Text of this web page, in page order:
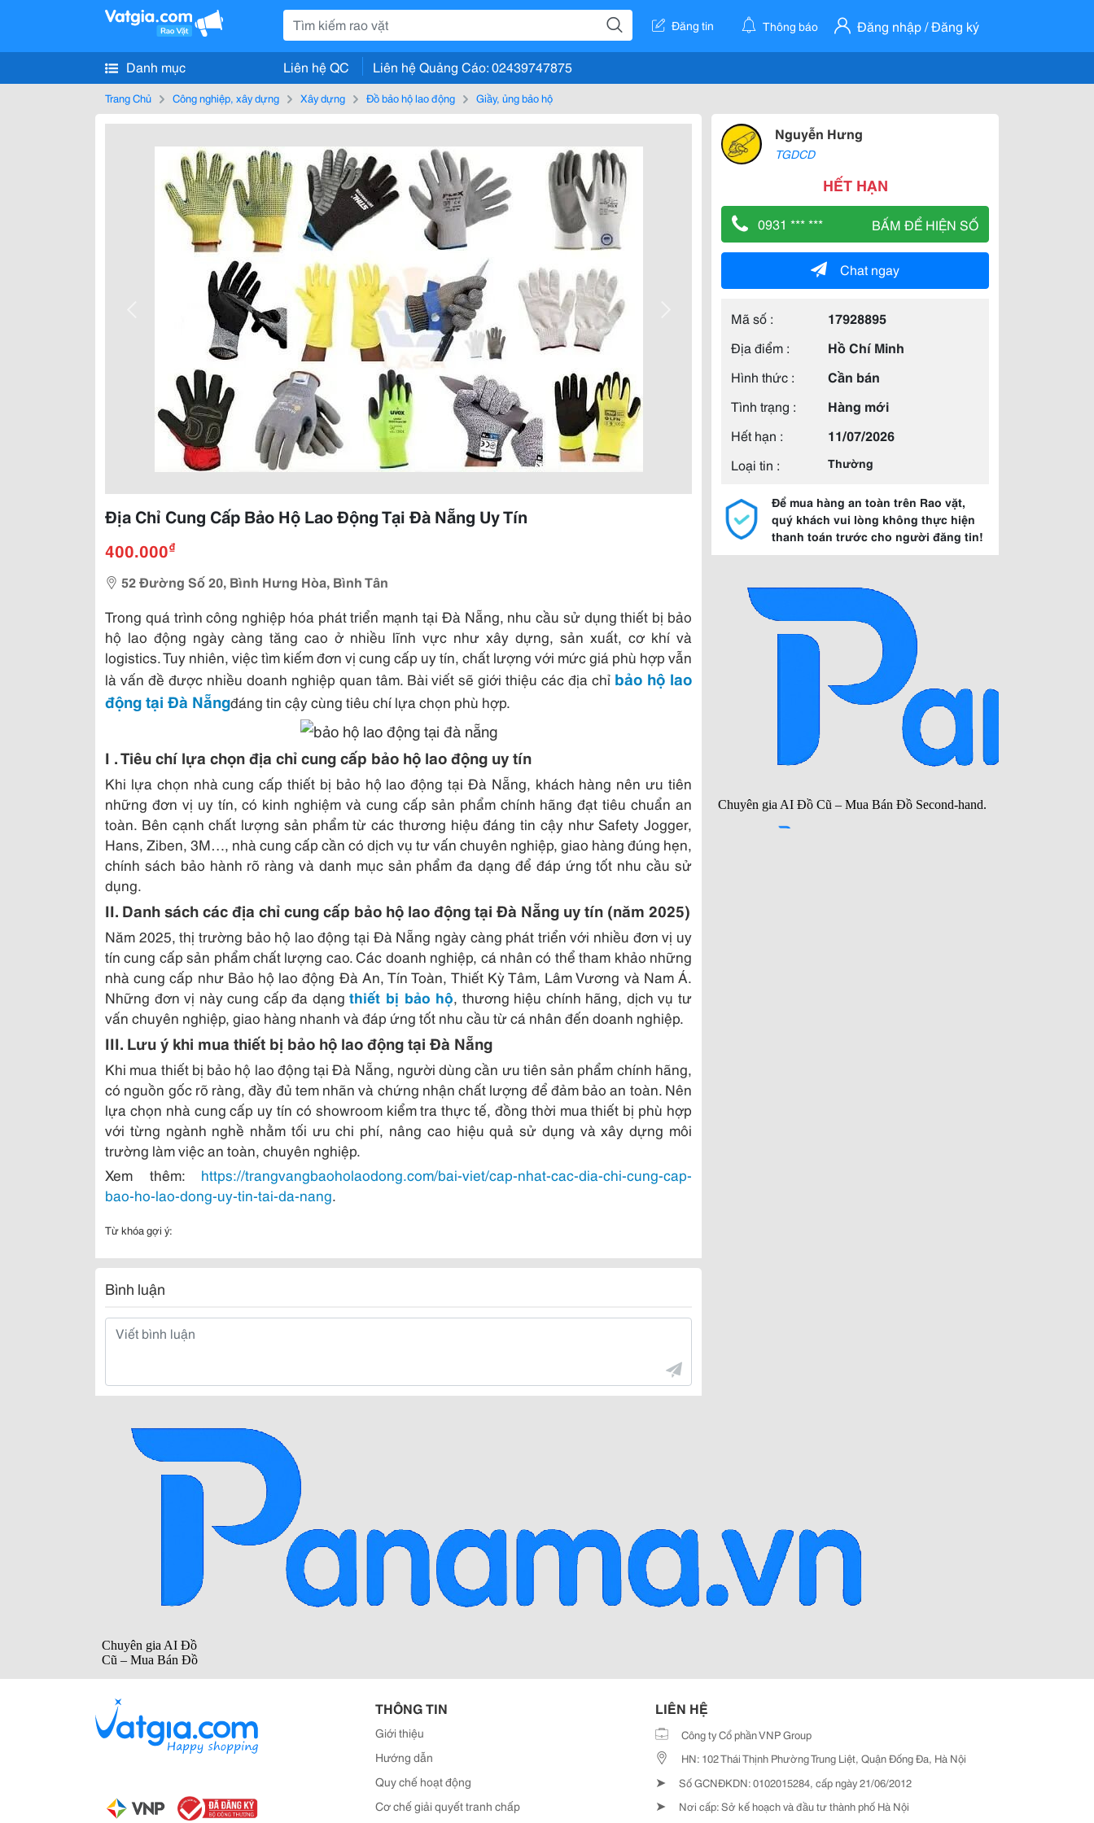
Đăng tin Thông báo Đăng nhập / Đăng ký
Danh mục Liên hệ QC Liên hệ Quảng Cáo: 02439747875
Trang Chủ Công nghiệp, xây dựng Xây dựng Đồ bảo hộ lao động Giầy, ủng bảo hộ
Địa Chỉ Cung Cấp Bảo Hộ Lao Động Tại Đà Nẵng Uy Tín
400.000₫
52 Đường Số 20, Bình Hưng Hòa, Bình Tân
Trong quá trình công nghiệp hóa phát triển mạnh tại Đà Nẵng, nhu cầu sử dụng thiết bị bảo
hộ lao động ngày càng tăng cao ở nhiều lĩnh vực như xây dựng, sản xuất, cơ khí và
logistics. Tuy nhiên, việc tìm kiếm đơn vị cung cấp uy tín, chất lượng với mức giá phù hợp vẫn
là vấn đề được nhiều doanh nghiệp quan tâm. Bài viết sẽ giới thiệu các địa chỉ bảo hộ lao
động tại Đà Nẵngđáng tin cậy cùng tiêu chí lựa chọn phù hợp.
I . Tiêu chí lựa chọn địa chỉ cung cấp bảo hộ lao động uy tín
Khi lựa chọn nhà cung cấp thiết bị bảo hộ lao động tại Đà Nẵng, khách hàng nên ưu tiên
những đơn vị uy tín, có kinh nghiệm và cung cấp sản phẩm chính hãng đạt tiêu chuẩn an
toàn. Bên cạnh chất lượng sản phẩm từ các thương hiệu đáng tin cậy như Safety Jogger,
Hans, Ziben, 3M…, nhà cung cấp cần có dịch vụ tư vấn chuyên nghiệp, giao hàng đúng hẹn,
chính sách bảo hành rõ ràng và danh mục sản phẩm đa dạng để đáp ứng tốt nhu cầu sử
dụng.
II. Danh sách các địa chỉ cung cấp bảo hộ lao động tại Đà Nẵng uy tín (năm 2025)
Năm 2025, thị trường bảo hộ lao động tại Đà Nẵng ngày càng phát triển với nhiều đơn vị uy
tín cung cấp sản phẩm chất lượng cao. Các doanh nghiệp, cá nhân có thể tham khảo những
nhà cung cấp như Bảo hộ lao động Đà An, Tín Toàn, Thiết Kỳ Tâm, Lâm Vương và Nam Á.
Những đơn vị này cung cấp đa dạngthiết bị bảo hộ, thương hiệu chính hãng, dịch vụ tư
vấn chuyên nghiệp, giao hàng nhanh và đáp ứng tốt nhu cầu từ cá nhân đến doanh nghiệp.
III. Lưu ý khi mua thiết bị bảo hộ lao động tại Đà Nẵng
Khi mua thiết bị bảo hộ lao động tại Đà Nẵng, người dùng cần ưu tiên sản phẩm chính hãng,
có nguồn gốc rõ ràng, đầy đủ tem nhãn và chứng nhận chất lượng để đảm bảo an toàn. Nên
lựa chọn nhà cung cấp uy tín có showroom kiểm tra thực tế, đồng thời mua thiết bị phù hợp
với từng ngành nghề nhằm tối ưu chi phí, nâng cao hiệu quả sử dụng và xây dựng môi
trường làm việc an toàn, chuyên nghiệp.
Xem thêm: https://trangvangbaoholaodong.com/bai-viet/cap-nhat-cac-dia-chi-cung-cap-
bao-ho-lao-dong-uy-tin-tai-da-nang.
Từ khóa gợi ý:
Bình luận
Nguyễn Hưng
TGDCD
HẾT HẠN
0931 *** *** BẤM ĐỂ HIỆN SỐ
Chat ngay
Mã số :
17928895
Địa điểm :
Hồ Chí Minh
Hình thức :
Cần bán
Tình trạng :
Hàng mới
Hết hạn :
11/07/2026
Loại tin :
Thường
Để mua hàng an toàn trên Rao vặt,
quý khách vui lòng không thực hiện
thanh toán trước cho người đăng tin!
THÔNG TIN
Giới thiệu
Hướng dẫn
Quy chế hoạt động
Cơ chế giải quyết tranh chấp
LIÊN HỆ
Công ty Cổ phần VNP Group
HN: 102 Thái Thịnh Phường Trung Liệt, Quận Đống Đa, Hà Nội
➤ Số GCNĐKDN: 0102015284, cấp ngày 21/06/2012
➤ Nơi cấp: Sở kế hoạch và đầu tư thành phố Hà Nội